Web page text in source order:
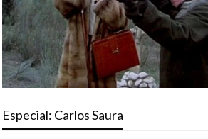
Especial: Carlos Saura